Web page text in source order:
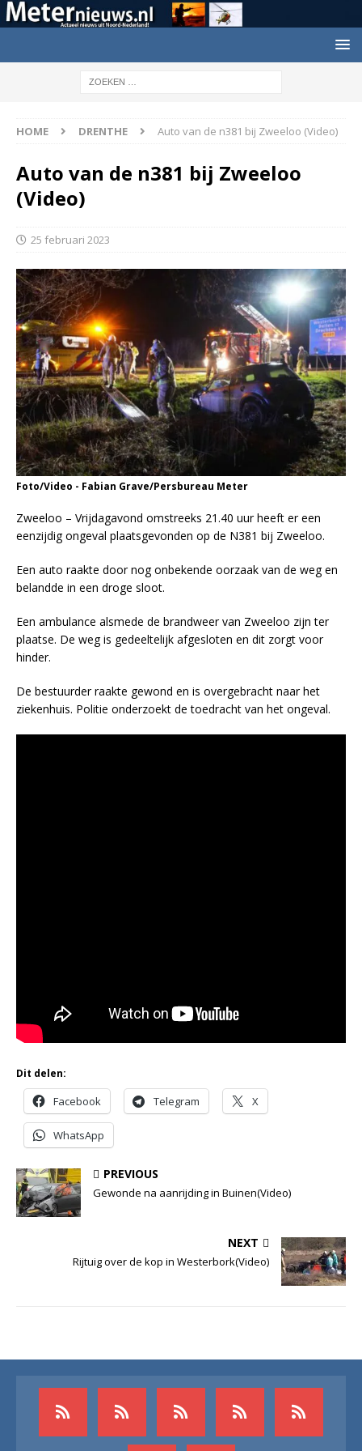
HOME DRENTHE Auto van de n381 bij Zweeloo (Video)
Auto van de n381 bij Zweeloo
(Video)
25 februari 2023
Foto/Video - Fabian Grave/Persbureau Meter
Zweeloo – Vrijdagavond omstreeks 21.40 uur heeft er een
eenzijdig ongeval plaatsgevonden op de N381 bij Zweeloo.
Een auto raakte door nog onbekende oorzaak van de weg en
belandde in een droge sloot.
Een ambulance alsmede de brandweer van Zweeloo zijn ter
plaatse. De weg is gedeeltelijk afgesloten en dit zorgt voor
hinder.
De bestuurder raakte gewond en is overgebracht naar het
ziekenhuis. Politie onderzoekt de toedracht van het ongeval.
Dit delen:
Facebook Telegram X
WhatsApp
PREVIOUS
Gewonde na aanrijding in Buinen(Video)
NEXT
Rijtuig over de kop in Westerbork(Video)